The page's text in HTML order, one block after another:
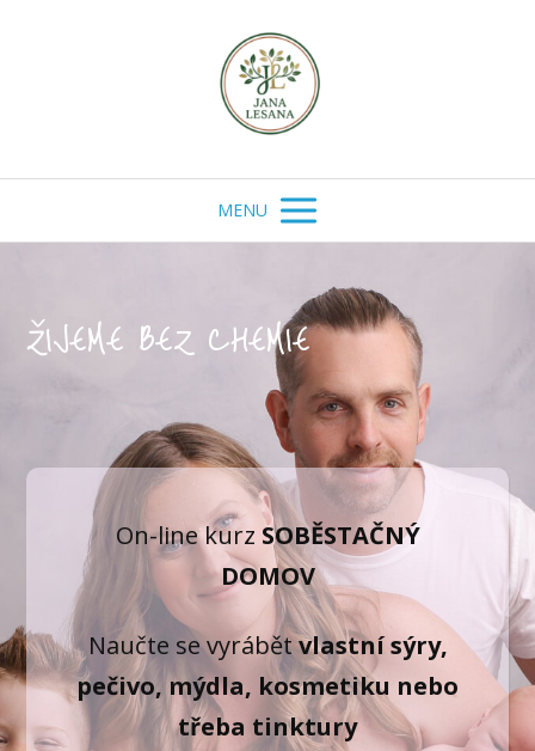
MENU
ŽIJEME BEZ CHEMIE
On-line kurz SOBĚSTAČNÝ
DOMOV
Naučte se vyrábětvlastní sýry,
pečivo, mýdla, kosmetiku nebo
třeba tinktury